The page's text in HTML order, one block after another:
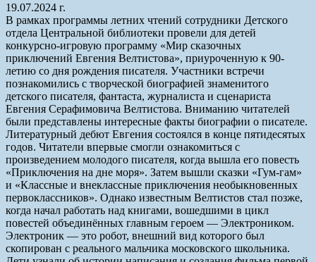
19.07.2024 г.
В рамках программы летних чтений сотрудники Детского
отдела Центральной библиотеки провели для детей
конкурсно-игровую программу «Мир сказочных
приключений Евгения Велтистова», приуроченную к 90-
летию со дня рождения писателя. Участники встречи
познакомились с творческой биографией знаменитого
детского писателя, фантаста, журналиста и сценариста
Евгения Серафимовича Велтистова. Вниманию читателей
были представлены интересные факты биографии о писателе.
Литературный дебют Евгения состоялся в конце пятидесятых
годов. Читатели впервые смогли ознакомиться с
произведением молодого писателя, когда вышла его повесть
«Приключения на дне моря». Затем вышли сказки «Гум-гам»
и «Классные и внеклассные приключения необыкновенных
первоклассников». Однако известным Велтистов стал позже,
когда начал работать над книгами, вошедшими в цикл
повестей объединённых главным героем — Электроником.
Электроник — это робот, внешний вид которого был
скопирован с реального мальчика московского школьника.